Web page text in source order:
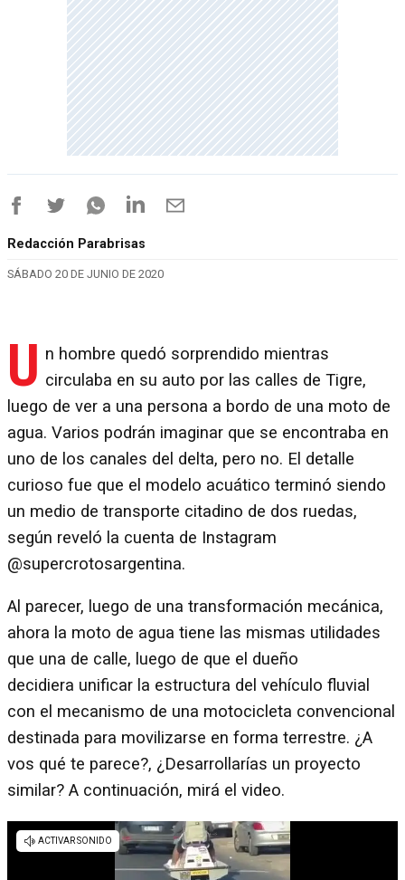
Redacción Parabrisas
SÁBADO 20 DE JUNIO DE 2020
U n hombre quedó sorprendido mientras
circulaba en su auto por las calles de Tigre,
luego de ver a una persona a bordo de una moto de
agua. Varios podrán imaginar que se encontraba en
uno de los canales del delta, pero no. El detalle
curioso fue que el modelo acuático terminó siendo
un medio de transporte citadino de dos ruedas,
según reveló la cuenta de Instagram
@supercrotosargentina.
Al parecer, luego de una transformación mecánica,
ahora la moto de agua tiene las mismas utilidades
que una de calle, luego de que el dueño
decidiera unificar la estructura del vehículo fluvial
con el mecanismo de una motocicleta convencional
destinada para movilizarse en forma terrestre. ¿A
vos qué te parece?, ¿Desarrollarías un proyecto
similar? A continuación, mirá el video.